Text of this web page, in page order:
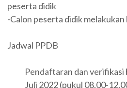
peserta didik
-Calon peserta didik melakukan
Jadwal PPDB
Pendaftaran dan verifikasi
Juli 2022 (pukul 08.00-